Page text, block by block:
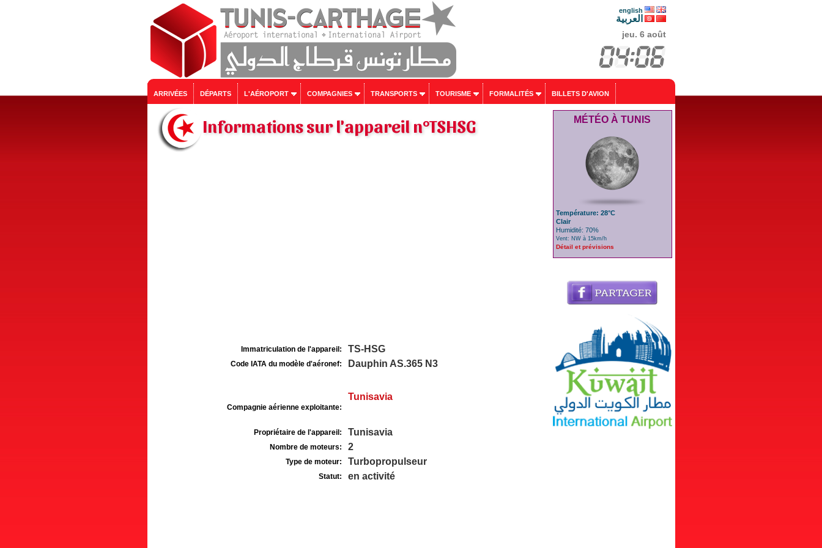
english
العربية
jeu. 6 août
ARRIVÉES DÉPARTS L'AÉROPORT COMPAGNIES TRANSPORTS TOURISME FORMALITÉS BILLETS D'AVION
Informations sur l'appareil n°TSHSG
Immatriculation de l'appareil: TS-HSG
Code IATA du modèle d'aéronef: Dauphin AS.365 N3
Compagnie aérienne exploitante:
Tunisavia
Propriétaire de l'appareil: Tunisavia
Nombre de moteurs: 2
Type de moteur: Turbopropulseur
Statut: en activité
MÉTÉO À TUNIS
Température: 28°C
Clair
Humidité: 70%
Vent: NW à 15km/h
Détail et prévisions